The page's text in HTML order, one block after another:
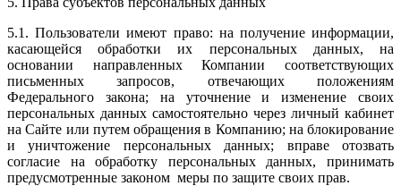
5.1. Пользователи имеют право: на получение информации,
касающейся обработки их персональных данных, на
основании направленных Компании соответствующих
письменных запросов, отвечающих положениям
Федерального закона; на уточнение и изменение своих
персональных данных самостоятельно через личный кабинет
на Сайте или путем обращения в Компанию; на блокирование
и уничтожение персональных данных; вправе отозвать
согласие на обработку персональных данных, принимать
предусмотренные законом меры по защите своих прав.